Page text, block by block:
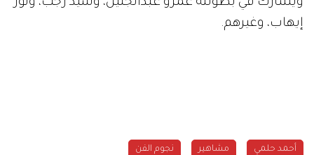
إيهاب، وغيرهم.
أحمد حلمي مشاهير نجوم الفن